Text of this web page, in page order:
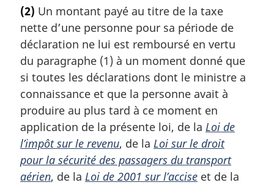
t
e
m
a
g
i
n
a
l
e
:
(2) Un montant payé au titre de la taxe
nette d’une personne pour sa période de
déclaration ne lui est remboursé en vertu
du paragraphe (1) à un moment donné que
si toutes les déclarations dont le ministre a
connaissance et que la personne avait à
produire au plus tard à ce moment en
application de la présente loi, de la Loi de
l’impôt sur le revenu, de la Loi sur le droit
pour la sécurité des passagers du transport
aérien, de la Loi de 2001 sur l’accise et de la